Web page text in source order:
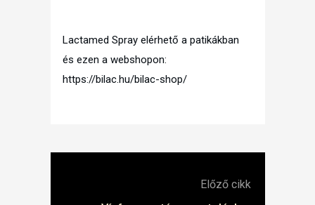
Lactamed Spray elérhető a patikákban
és ezen a webshopon:
https://bilac.hu/bilac-shop/
Előző cikk